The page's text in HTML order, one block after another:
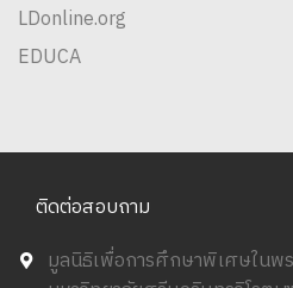
LDonline.org
EDUCA
ติดต่อสอบถาม
มูลนิธิเพื่อการศึกษาพิเศษในพ